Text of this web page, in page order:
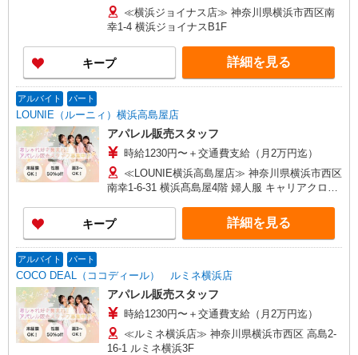
270,000円〜 ★固定残業手当：30,800円（月給に
含む） ※経験・能力考慮 ※固定残業時間は1ヶ月
あたり20時間、超過時は追加で残業手当支給 ※月
3万円まで交通費支給 ※試用期間（2〜3ヶ月）も
同条件 【手当】固定残業手当／資格手当／店舗職
制手当／住宅手当（実家外かつ賃貸の場合のみ別
当の種類はエリアにより異なります。詳細は面接
時にお尋ねください。
≪横浜ジョイナス店≫ 神奈川県横浜市西区南
幸1-4 横浜ジョイナスB1F
キープ 詳細を見る
アルバイト パート
LOUNIE（ルーニィ）横浜高島屋店
アパレル販売スタッフ
時給1230円〜＋交通費支給（月2万円迄）
≪LOUNIE横浜高島屋店≫ 神奈川県横浜市西区
南幸1-6-31 横浜髙島屋4階 婦人服 キャリアクロー
■横浜(ＪＲ横須賀線)2番口(約1分) ■横浜(ＪＲ京浜
東北線)2番口(約1分)
キープ 詳細を見る
アルバイト パート
COCO DEAL（ココディール） ルミネ横浜店
アパレル販売スタッフ
時給1230円〜＋交通費支給（月2万円迄）
≪ルミネ横浜店≫ 神奈川県横浜市西区 高島2-
16-1 ルミネ横浜3F